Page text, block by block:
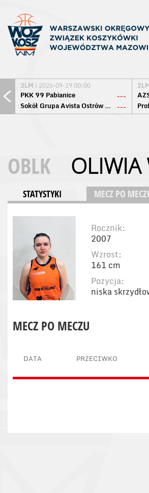
2LM | 2026-09-19 00:00
PKK 99 Pabianice
---
Sokół Grupa Avista Ostrów Maz. ---
OBLK OLIWIA
STATYSTYKI MECZ PO
Rocznik:
2007
Wzrost:
161 cm
Pozycja:
niska
MECZ PO MECZU
DATA PRZECIWKO